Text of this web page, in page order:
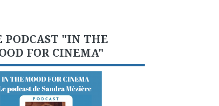
PODCAST "IN THE
FOR CINEMA"